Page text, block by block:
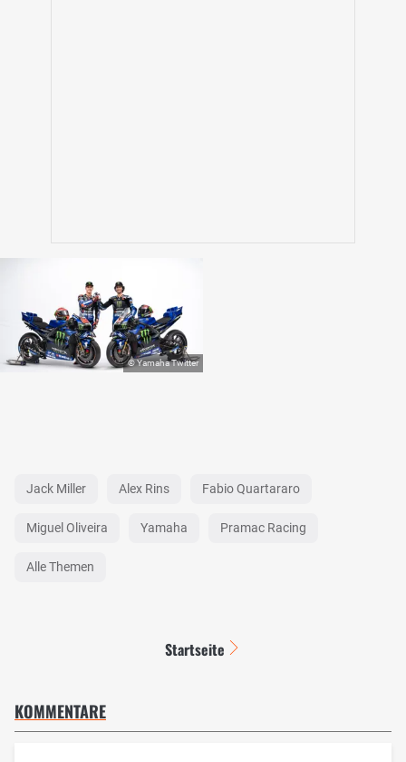
Jack Miller Alex Rins Fabio Quartararo
Miguel Oliveira Yamaha Pramac Racing
Alle Themen
Startseite
KOMMENTARE